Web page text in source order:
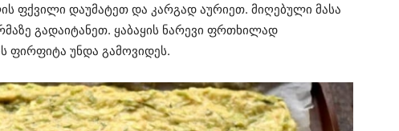
ფქვილი დაუმატეთ და კარგად აურიეთ. მიღებული მასა
გადაიტანეთ. ყაბაყის ნარევი ფრთხილად
ფირფიტა უნდა გამოვიდეს.